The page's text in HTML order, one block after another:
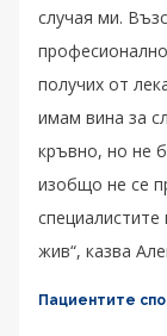
случая ми.
получих от
имам вина за
кръвно, но не
изобщо не се
жив“, казва
Пациентите